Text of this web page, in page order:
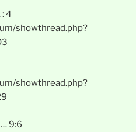
4
showthread.php?
showthread.php?
9:6